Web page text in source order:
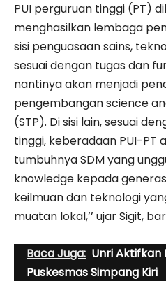
PUI perguruan tinggi (PT)
menghasilkan lembaga
sisi penguasaan sains,
sesuai dengan tugas dan
nantinya akan menjadi
pengembangan science
(STP). Di sisi lain, sesuai
tinggi, keberadaan PUI-PT
tumbuhnya SDM yang
knowledge kepada
keilmuan dan teknologi
muatan lokal,’’ ujar Sigit,
Baca Juga: Unri Aktifkan
Puskesmas Simpang Kiri